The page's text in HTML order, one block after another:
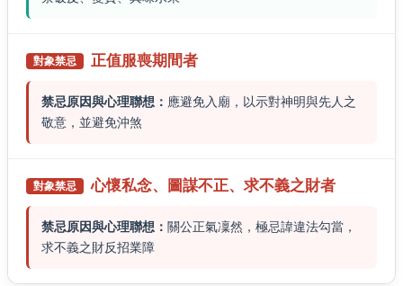
對象禁忌 正值服喪期間者
禁忌原因與心理聯想： 應避免入廟，以示對神明與先人之
敬意，並避免沖煞
對象禁忌 心懷私念、 圖謀不正、 求不義之財者
禁忌原因與心理聯想： 關公正氣凜然，極忌諱違法勾當，
求不義之財反招業障